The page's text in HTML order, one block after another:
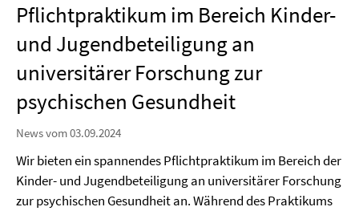
Pflichtpraktikum im Bereich Kinder-
und Jugendbeteiligung an
universitärer Forschung zur
psychischen Gesundheit
News vom 03.09.2024
Wir bieten ein spannendes Pflichtpraktikum im Bereich der
Kinder- und Jugendbeteiligung an universitärer Forschung
zur psychischen Gesundheit an. Während des Praktikums